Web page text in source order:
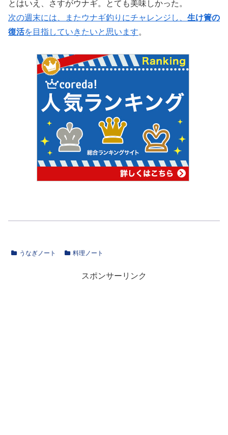
とはいえ、さすがウナギ。とても美味しかった。
次の週末には、またウナギ釣りにチャレンジし、 生け簀の
復活を目指していきたいと思います。
うなぎノート 料理ノート
スポンサーリンク